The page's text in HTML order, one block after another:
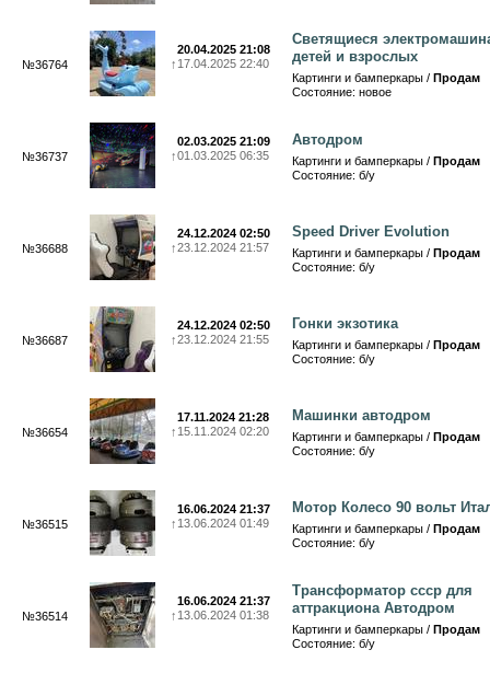
№36764
20.04.2025 21:08
↑ 17.04.2025 22:40
Светящиеся
детей и взрослых
Картинги и бамперкары / Продам
Состояние: новое
№36737
02.03.2025 21:09
↑01.03.2025 06:35
Автодром
Картинги и бамперкары / Продам
Состояние: б/у
№36688
24.12.2024 02:50
↑23.12.2024 21:57
Speed Driver Evolution
Картинги и бамперкары / Продам
Состояние: б/у
№36687
24.12.2024 02:50
↑23.12.2024 21:55
Гонки экзотика
Картинги и бамперкары / Продам
Состояние: б/у
№36654
17.11.2024 21:28
↑ 15.11.2024 02:20
Машинки автодром
Картинги и бамперкары / Продам
Состояние: б/у
№36515
16.06.2024 21:37
↑ 13.06.2024 01:49
Мотор Колесо 90 вольт
Картинги и бамперкары / Продам
Состояние: б/у
№36514
16.06.2024 21:37
↑ 13.06.2024 01:38
Трансформатор ссср для
аттракциона Автодром
Картинги и бамперкары / Продам
Состояние: б/у